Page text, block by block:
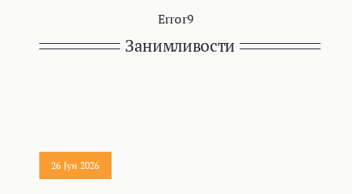
Error9
Занимливости
26 Јун 2026